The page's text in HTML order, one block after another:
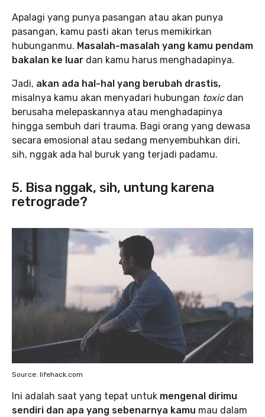
Apalagi yang punya pasangan atau akan punya
pasangan, kamu pasti akan terus memikirkan
hubunganmu. Masalah-masalah yang kamu pendam
bakalan ke luar dan kamu harus menghadapinya.
Jadi, akan ada hal-hal yang berubah drastis,
misalnya kamu akan menyadari hubungan toxicdan
berusaha melepaskannya atau menghadapinya
hingga sembuh dari trauma. Bagi orang yang dewasa
secara emosional atau sedang menyembuhkan diri,
sih, nggak ada hal buruk yang terjadi padamu.
5. Bisa nggak, sih, untung karena
retrograde?
Source: lifehack.com
Ini adalah saat yang tepat untuk mengenal dirimu
sendiri dan apa yang sebenarnya kamu mau dalam